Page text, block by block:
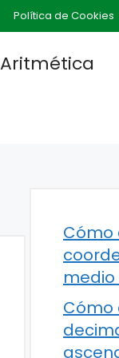
Política de Cookies
Aritmética
Cómo
Cómo